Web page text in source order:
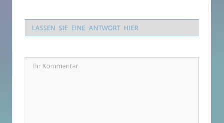
LASSEN SIE EINE ANTWORT HIER